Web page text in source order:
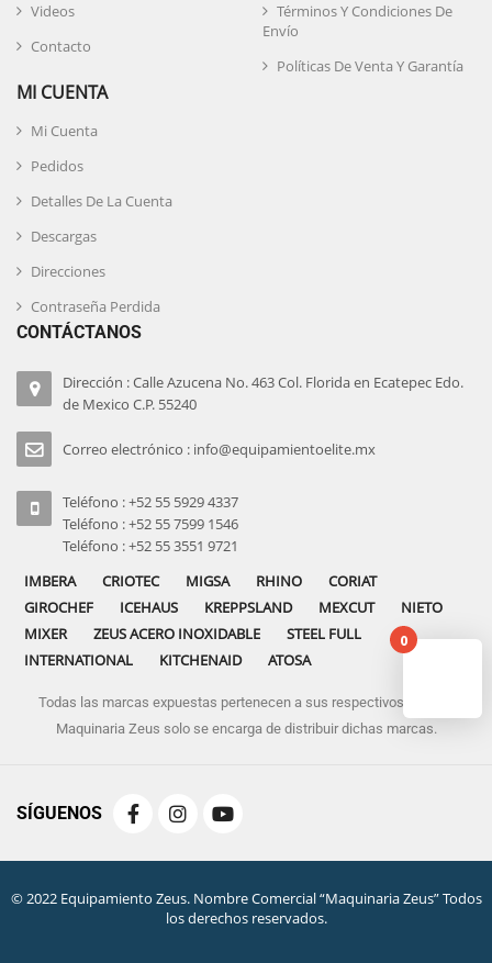
Videos
Contacto
Términos Y Condiciones De
Envío
Políticas De Venta Y Garantía
MI CUENTA
Mi Cuenta
Pedidos
Detalles De La Cuenta
Descargas
Direcciones
Contraseña Perdida
CONTÁCTANOS
Dirección : Calle Azucena No. 463 Col. Florida en Ecatepec Edo.
de Mexico C.P. 55240
Correo electrónico : info@equipamientoelite.mx
Teléfono : +52 55 5929 4337
Teléfono : +52 55 7599 1546
Teléfono : +52 55 3551 9721
IMBERA
CRIOTEC MIGSA RHINO
CORIAT
GIROCHEF
ICEHAUS KREPPSLAND MEXCUT
NIETO
MIXER
ZEUS ACERO INOXIDABLE
STEEL FULL
INTERNATIONAL
KITCHENAID ATOSA
Todas las marcas expuestas pertenecen a sus respectivos dueños
Maquinaria Zeus solo se encarga de distribuir dichas marcas.
SÍGUENOS
© 2022 Equipamiento Zeus. Nombre Comercial “Maquinaria Zeus” Todos
los derechos reservados.
0